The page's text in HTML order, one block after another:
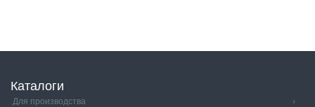
Каталоги
Для производства
›